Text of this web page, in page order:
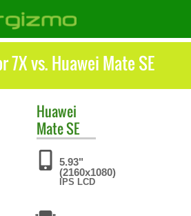
7X vs. Huawei Mate SE
Huawei
Mate SE
5.93"
(2160x1080)
IPS LCD